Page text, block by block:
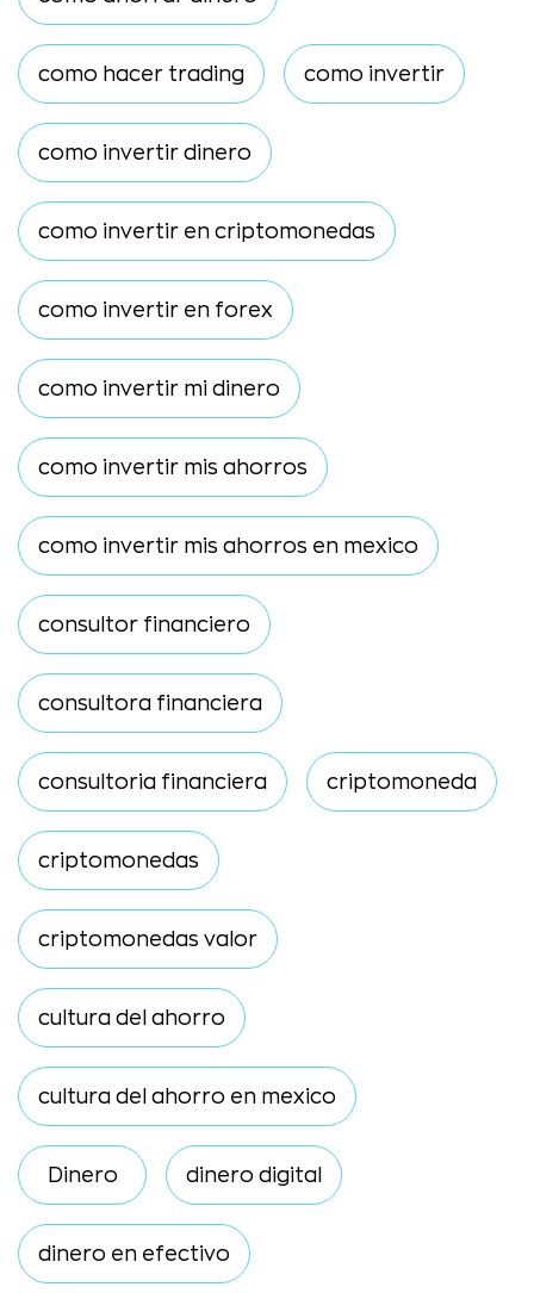
como hacer trading como invertir
como invertir dinero
como invertir en criptomonedas
como invertir en forex
como invertir mi dinero
como invertir mis ahorros
como invertir mis ahorros en mexico
consultor financiero
consultora financiera
consultoria financiera criptomoneda
criptomonedas
criptomonedas valor
cultura del ahorro
cultura del ahorro en mexico
Dinero dinero digital
dinero en efectivo